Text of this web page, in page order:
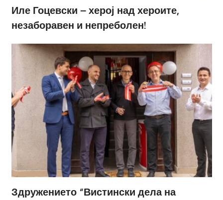
Иле Гоцевски – херој над хероите,
незаборавен и непреболен!
Здружението “Вистински дела на